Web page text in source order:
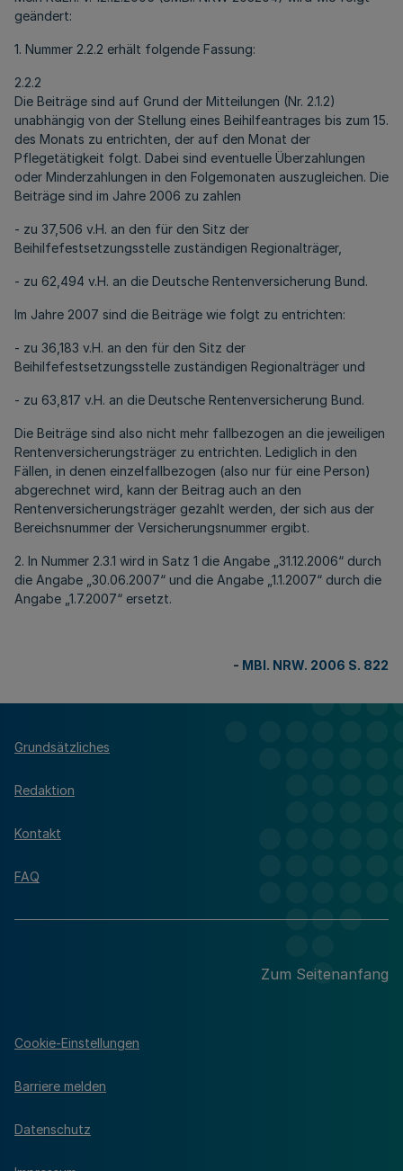
geändert:
1. Nummer 2.2.2 erhält folgende Fassung:
2.2.2
Die Beiträge sind auf Grund der Mitteilungen (Nr. 2.1.2)
unabhängig von der Stellung eines Beihilfeantrages bis zum 15.
des Monats zu entrichten, der auf den Monat der
Pflegetätigkeit folgt. Dabei sind eventuelle Überzahlungen
oder Minderzahlungen in den Folgemonaten auszugleichen. Die
Beiträge sind im Jahre 2006 zu zahlen
- zu 37,506 v.H. an den für den Sitz der
Beihilfefestsetzungsstelle zuständigen Regionalträger,
- zu 62,494 v.H. an die Deutsche Rentenversicherung Bund.
Im Jahre 2007 sind die Beiträge wie folgt zu entrichten:
- zu 36,183 v.H. an den für den Sitz der
Beihilfefestsetzungsstelle zuständigen Regionalträger und
- zu 63,817 v.H. an die Deutsche Rentenversicherung Bund.
Die Beiträge sind also nicht mehr fallbezogen an die jeweiligen
Rentenversicherungsträger zu entrichten. Lediglich in den
Fällen, in denen einzelfallbezogen (also nur für eine Person)
abgerechnet wird, kann der Beitrag auch an den
Rentenversicherungsträger gezahlt werden, der sich aus der
Bereichsnummer der Versicherungsnummer ergibt.
2. In Nummer 2.3.1 wird in Satz 1 die Angabe „31.12.2006“ durch
die Angabe „30.06.2007“ und die Angabe „1.1.2007“ durch die
Angabe „1.7.2007“ ersetzt.
- MBl. NRW. 2006 S. 822
Grundsätzliches
Redaktion
Kontakt
FAQ
Zum Seitenanfang
Cookie-Einstellungen
Barriere melden
Datenschutz